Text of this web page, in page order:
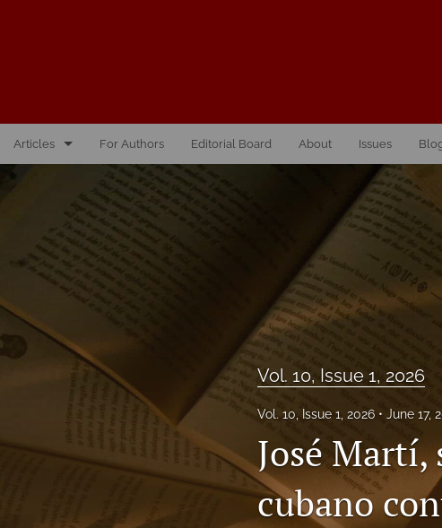
Articles
Vol. 10, Issue 1, 2026
Vol. 1, Issue 1, 2016
Vol. 2, Issue 1, 2017
Vol. 3, Issue 1, 2018
Vol. 3, Issue 2, 2018
Vol. 4, Issue 2, 2020
For Authors Editorial Board About Issues
Vol. 10, Issue 1, 2026
Vol. 10, Issue 1, 2026 June 17,
José
cubano